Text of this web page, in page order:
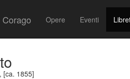
Corago Opere Eventi
[ca. 1855]